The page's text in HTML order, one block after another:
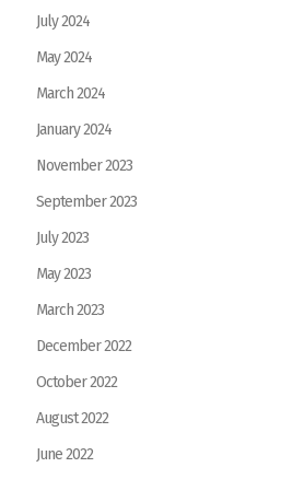
July 2024
May 2024
March 2024
January 2024
November 2023
September 2023
July 2023
May 2023
March 2023
December 2022
October 2022
August 2022
June 2022